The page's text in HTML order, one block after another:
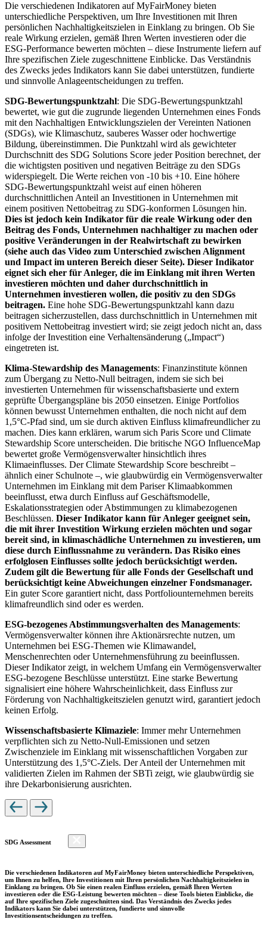
Die verschiedenen Indikatoren auf MyFairMoney bieten
unterschiedliche Perspektiven, um Ihre Investitionen mit Ihren
persönlichen Nachhaltigkeitszielen in Einklang zu bringen. Ob Sie
reale Wirkung erzielen, gemäß Ihren Werten investieren oder die
ESG-Performance bewerten möchten – diese Instrumente liefern auf
Ihre spezifischen Ziele zugeschnittene Einblicke. Das Verständnis
des Zwecks jedes Indikators kann Sie dabei unterstützen, fundierte
und sinnvolle Anlageentscheidungen zu treffen.
SDG-Bewertungspunktzahl: Die SDG-Bewertungspunktzahl
bewertet, wie gut die zugrunde liegenden Unternehmen eines Fonds
mit den Nachhaltigen Entwicklungszielen der Vereinten Nationen
(SDGs), wie Klimaschutz, sauberes Wasser oder hochwertige
Bildung, übereinstimmen. Die Punktzahl wird als gewichteter
Durchschnitt des SDG Solutions Score jeder Position berechnet, der
die wichtigsten positiven und negativen Beiträge zu den SDGs
widerspiegelt. Die Werte reichen von -10 bis +10. Eine höhere
SDG-Bewertungspunktzahl weist auf einen höheren
durchschnittlichen Anteil an Investitionen in Unternehmen mit
einem positiven Nettobeitrag zu SDG-konformen Lösungen hin.
Dies ist jedoch kein Indikator für die reale Wirkung oder den
Beitrag des Fonds, Unternehmen nachhaltiger zu machen oder
positive Veränderungen in der Realwirtschaft zu bewirken
(siehe auch das Video zum Unterschied zwischen Alignment
und Impact im unteren Bereich dieser Seite). Dieser Indikator
eignet sich eher für Anleger, die im Einklang mit ihren Werten
investieren möchten und daher durchschnittlich in
Unternehmen investieren wollen, die positiv zu den SDGs
beitragen. Eine hohe SDG-Bewertungspunktzahl kann dazu
beitragen sicherzustellen, dass durchschnittlich in Unternehmen mit
positivem Nettobeitrag investiert wird; sie zeigt jedoch nicht an, dass
infolge der Investition eine Verhaltensänderung („Impact“)
eingetreten ist.
Klima-Stewardship des Managements: Finanzinstitute können
zum Übergang zu Netto-Null beitragen, indem sie sich bei
investierten Unternehmen für wissenschaftsbasierte und extern
geprüfte Übergangspläne bis 2050 einsetzen. Einige Portfolios
können bewusst Unternehmen enthalten, die noch nicht auf dem
1,5°C-Pfad sind, um sie durch aktiven Einfluss klimafreundlicher zu
machen. Dies kann erklären, warum sich Paris Score und Climate
Stewardship Score unterscheiden. Die britische NGO InfluenceMap
bewertet große Vermögensverwalter hinsichtlich ihres
Klimaeinflusses. Der Climate Stewardship Score beschreibt –
ähnlich einer Schulnote –, wie glaubwürdig ein Vermögensverwalter
Unternehmen im Einklang mit dem Pariser Klimaabkommen
beeinflusst, etwa durch Einfluss auf Geschäftsmodelle,
Eskalationsstrategien oder Abstimmungen zu klimabezogenen
Beschlüssen. Dieser Indikator kann für Anleger geeignet sein,
die mit ihrer Investition Wirkung erzielen möchten und sogar
bereit sind, in klimaschädliche Unternehmen zu investieren, um
diese durch Einflussnahme zu verändern. Das Risiko eines
erfolglosen Einflusses sollte jedoch berücksichtigt werden.
Zudem gilt die Bewertung für alle Fonds der Gesellschaft und
berücksichtigt keine Abweichungen einzelner Fondsmanager.
Ein guter Score garantiert nicht, dass Portfoliounternehmen bereits
klimafreundlich sind oder es werden.
ESG-bezogenes Abstimmungsverhalten des Managements:
Vermögensverwalter können ihre Aktionärsrechte nutzen, um
Unternehmen bei ESG-Themen wie Klimawandel,
Menschenrechten oder Unternehmensführung zu beeinflussen.
Dieser Indikator zeigt, in welchem Umfang ein Vermögensverwalter
ESG-bezogene Beschlüsse unterstützt. Eine starke Bewertung
signalisiert eine höhere Wahrscheinlichkeit, dass Einfluss zur
Förderung von Nachhaltigkeitszielen genutzt wird, garantiert jedoch
keinen Erfolg.
Wissenschaftsbasierte Klimaziele: Immer mehr Unternehmen
verpflichten sich zu Netto-Null-Emissionen und setzen
Zwischenziele im Einklang mit wissenschaftlichen Vorgaben zur
Unterstützung des 1,5°C-Ziels. Der Anteil der Unternehmen mit
validierten Zielen im Rahmen der SBTi zeigt, wie glaubwürdig sie
ihre Dekarbonisierung ausrichten.
SDG Assessment
Die verschiedenen Indikatoren auf MyFairMoney bieten unterschiedliche Perspektiven,
um Ihnen zu helfen, Ihre Investitionen mit Ihren persönlichen Nachhaltigkeitszielen in
Einklang zu bringen. Ob Sie einen realen Einfluss erzielen, gemäß Ihren Werten
investieren oder die ESG-Leistung bewerten möchten – diese Tools bieten Einblicke, die
auf Ihre spezifischen Ziele zugeschnitten sind. Das Verständnis des Zwecks jedes
Indikators kann Sie dabei unterstützen, fundierte und sinnvolle
Investitionsentscheidungen zu treffen.